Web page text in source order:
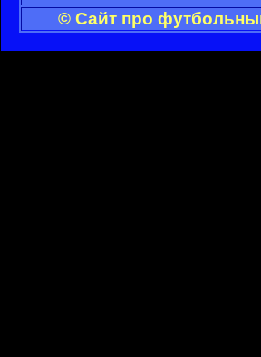
© Сайт про